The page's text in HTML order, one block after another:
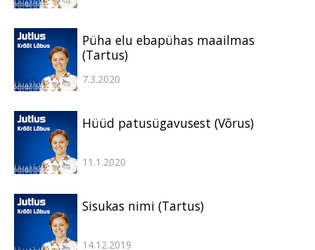
Püha elu ebapühas maailmas
(Tartus)
7.3.2020
Hüüd patusügavusest (Võrus)
11.1.2020
Sisukas nimi (Tartus)
14.12.2019